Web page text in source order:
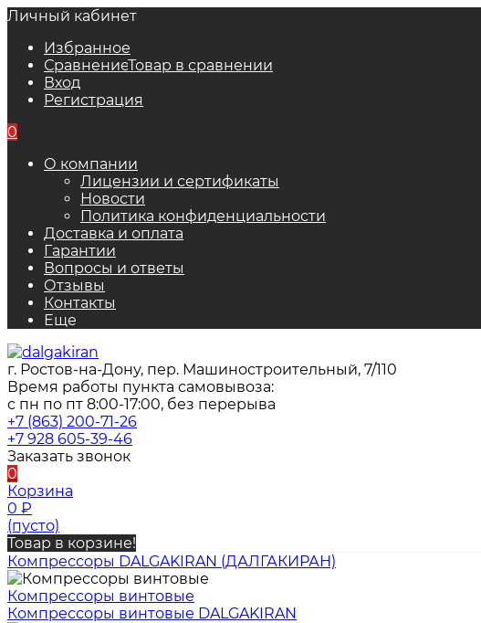
Личный кабинет
Избранное
СравнениеТовар в сравнении
Вход
Регистрация
0
О компании
Лицензии и сертификаты
Новости
Политика конфиденциальности
Доставка и оплата
Гарантии
Вопросы и ответы
Отзывы
Контакты
Еще
г. Ростов-на-Дону, пер. Машиностроительный, 7/110
Время работы пункта самовывоза:
с пн по пт 8:00-17:00, без перерыва
+7 (863) 200-71-26
+7 928 605-39-46
Заказать звонок
0
Корзина
0 ₽
(пусто)
Товар в корзине!
Компрессоры DALGAKIRAN (ДАЛГАКИРАН)
Компрессоры винтовые
Компрессоры винтовые DALGAKIRAN